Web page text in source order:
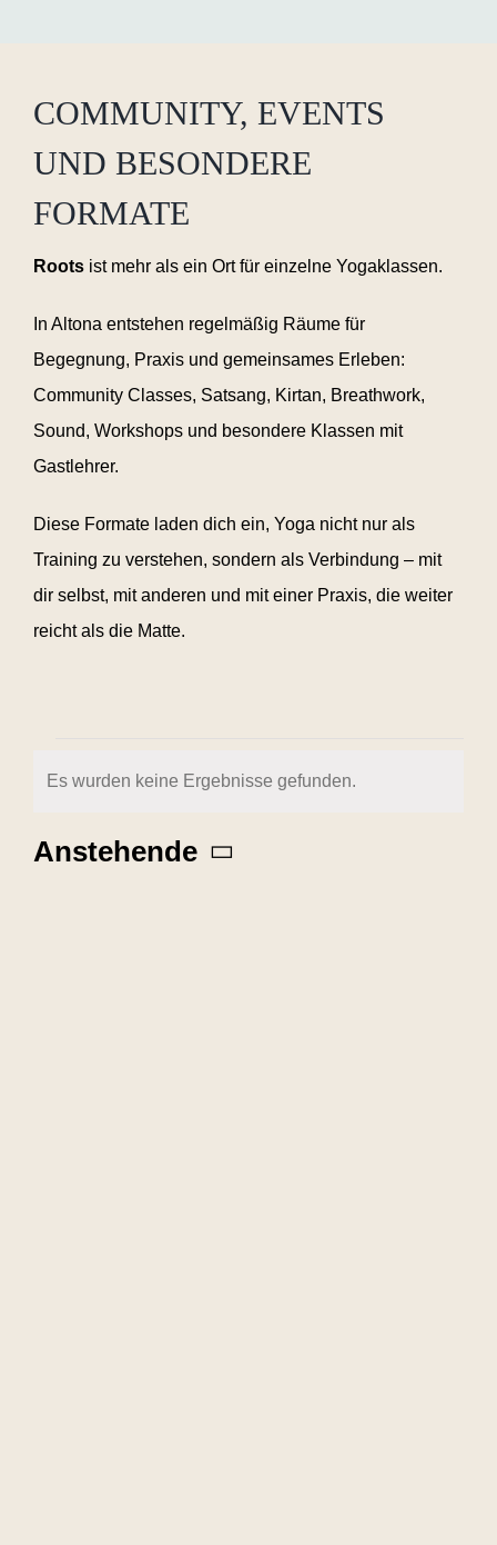
COMMUNITY, EVENTS
UND BESONDERE
FORMATE
Rootsist mehr als ein Ort für einzelne Yogaklassen.
In Altona entstehen regelmäßig Räume für
Begegnung, Praxis und gemeinsames Erleben:
Community Classes, Satsang, Kirtan, Breathwork,
Sound, Workshops und besondere Klassen mit
Gastlehrer.
Diese Formate laden dich ein, Yoga nicht nur als
Training zu verstehen, sondern als Verbindung – mit
dir selbst, mit anderen und mit einer Praxis, die weiter
reicht als die Matte.
VERANSTALTUNGEN
Es wurden keine Ergebnisse gefunden.
Anstehende